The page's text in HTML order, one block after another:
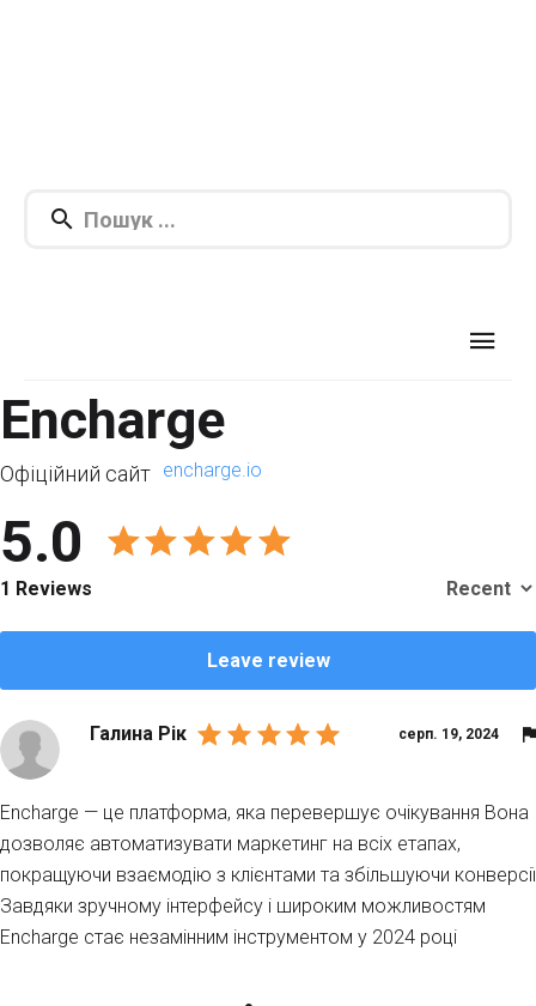
Encharge
Офіційний сайт encharge.io
5.0
1 Reviews
Leave review
серп. 19, 2024
Галина Рік
Encharge — це платформа, яка перевершує очікування Вона
дозволяє автоматизувати маркетинг на всіх етапах,
покращуючи взаємодію з клієнтами та збільшуючи конверсії
Завдяки зручному інтерфейсу і широким можливостям
Encharge стає незамінним інструментом у 2024 році